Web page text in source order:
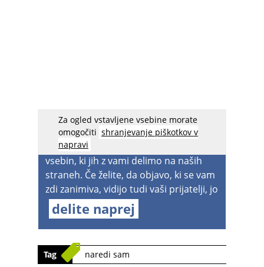
Za ogled vstavljene vsebine morate
omogočiti shranjevanje piškotkov v
napravi
acebook spreminja nastavitve, zato
boste v prihodnje lahko videvali manj
vsebin, ki jih z vami delimo na naših
straneh. Če želite, da objavo, ki se vam
zdi zanimiva, vidijo tudi vaši prijatelji, jo
delite naprej
Tag naredi sam